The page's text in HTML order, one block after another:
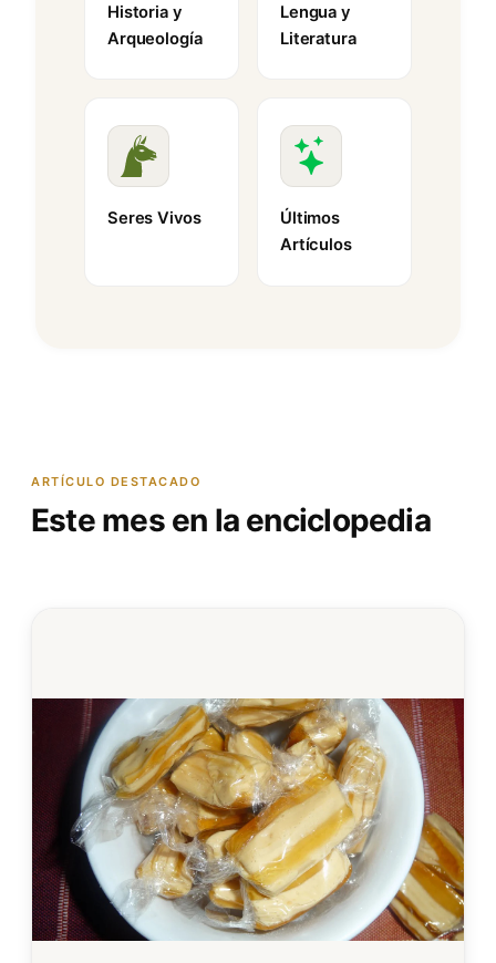
Historia y
Arqueología
Lengua y
Literatura
Seres Vivos
Últimos
Artículos
ARTÍCULO DESTACADO
Este mes en la enciclopedia